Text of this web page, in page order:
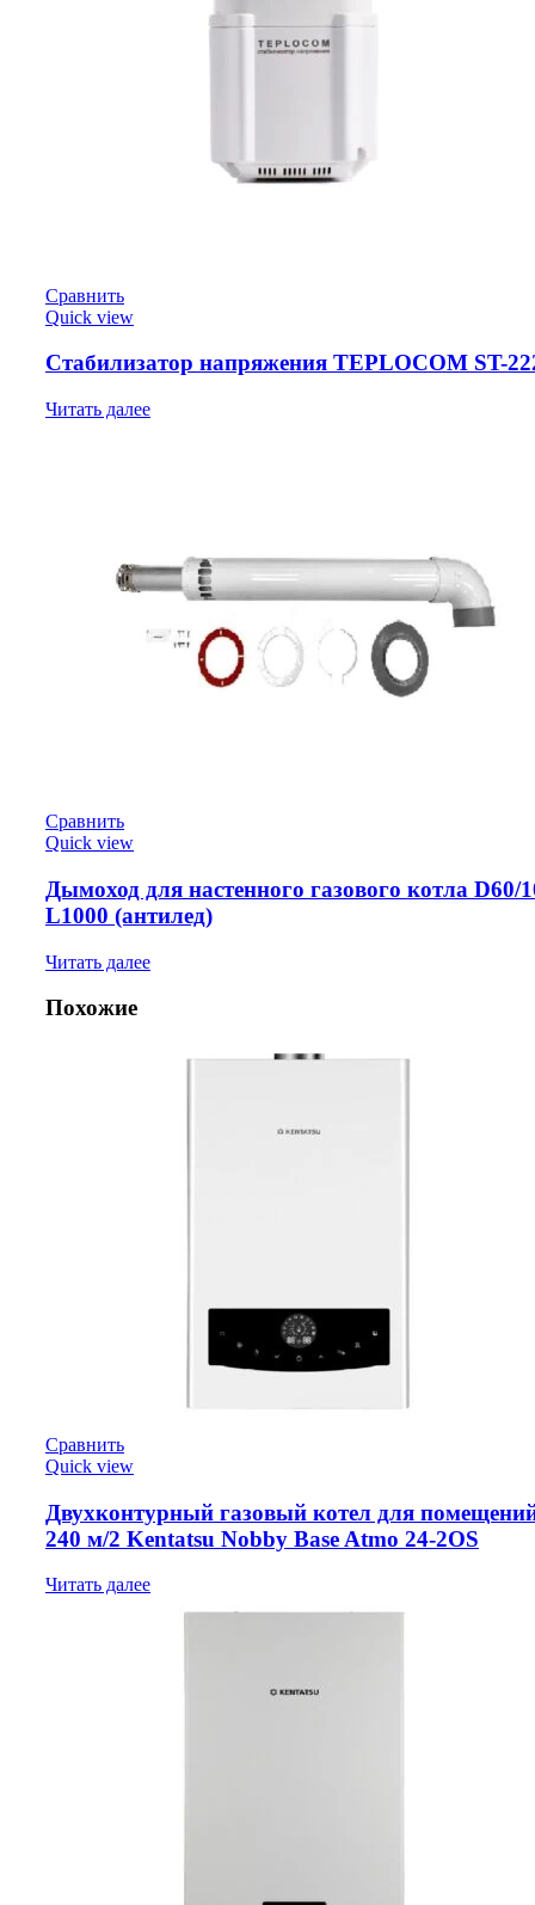
Сравнить
Quick view
Стабилизатор напряжения TEPLOCOM ST-
Читать далее
Сравнить
Quick view
Дымоход для настенного газового котла D60/
L1000 (антилед)
Читать далее
Похожие
Сравнить
Quick view
Двухконтурный газовый котел для
240 м/2 Kentatsu Nobby Base Atmo 24-2OS
Читать далее